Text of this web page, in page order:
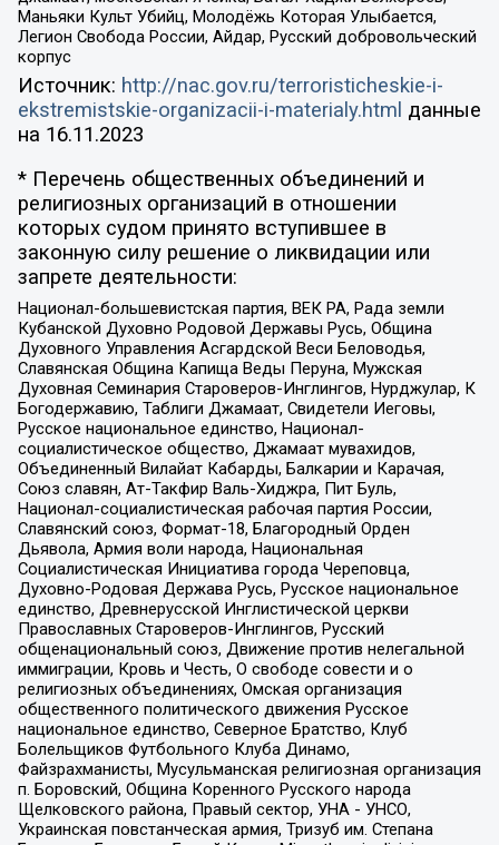
Маньяки Культ Убийц, Молодёжь Которая Улыбается,
Легион Свобода России, Айдар, Русский добровольческий
корпус
Источник: http://nac.gov.ru/terroristicheskie-i-
ekstremistskie-organizacii-i-materialy.html данные
на 16.11.2023
* Перечень общественных объединений и
религиозных организаций в отношении
которых судом принято вступившее в
законную силу решение о ликвидации или
запрете деятельности:
Национал-большевистская партия, ВЕК РА, Рада земли
Кубанской Духовно Родовой Державы Русь, Община
Духовного Управления Асгардской Веси Беловодья,
Славянская Община Капища Веды Перуна, Мужская
Духовная Семинария Староверов-Инглингов, Нурджулар, К
Богодержавию, Таблиги Джамаат, Свидетели Иеговы,
Русское национальное единство, Национал-
социалистическое общество, Джамаат мувахидов,
Объединенный Вилайат Кабарды, Балкарии и Карачая,
Союз славян, Ат-Такфир Валь-Хиджра, Пит Буль,
Национал-социалистическая рабочая партия России,
Славянский союз, Формат-18, Благородный Орден
Дьявола, Армия воли народа, Национальная
Социалистическая Инициатива города Череповца,
Духовно-Родовая Держава Русь, Русское национальное
единство, Древнерусской Инглистической церкви
Православных Староверов-Инглингов, Русский
общенациональный союз, Движение против нелегальной
иммиграции, Кровь и Честь, О свободе совести и о
религиозных объединениях, Омская организация
общественного политического движения Русское
национальное единство, Северное Братство, Клуб
Болельщиков Футбольного Клуба Динамо,
Файзрахманисты, Мусульманская религиозная организация
п. Боровский, Община Коренного Русского народа
Щелковского района, Правый сектор, УНА - УНСО,
Украинская повстанческая армия, Тризуб им. Степана